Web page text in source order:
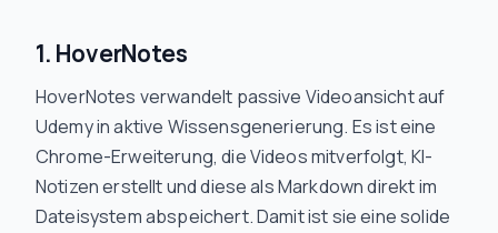
1. HoverNotes
HoverNotes verwandelt passive Videoansicht auf
Udemy in aktive Wissensgenerierung. Es ist eine
Chrome-Erweiterung, die Videos mitverfolgt, KI-
Notizen erstellt und diese als Markdown direkt im
Dateisystem abspeichert. Damit ist sie eine solide